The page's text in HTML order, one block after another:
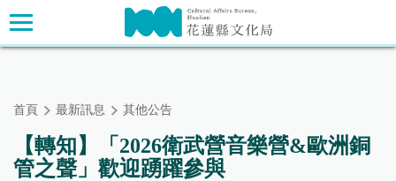
跳
到
主
主要內容區塊
首頁 最新訊息 其他公告
【轉知】「2026衛武營音樂營&歐洲銅
管之聲」歡迎踴躍參與